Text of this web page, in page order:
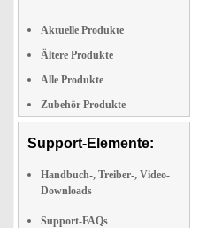
Aktuelle Produkte
Ältere Produkte
Alle Produkte
Zubehör Produkte
Support-Elemente:
Handbuch-, Treiber-, Video-
Downloads
Support-FAQs